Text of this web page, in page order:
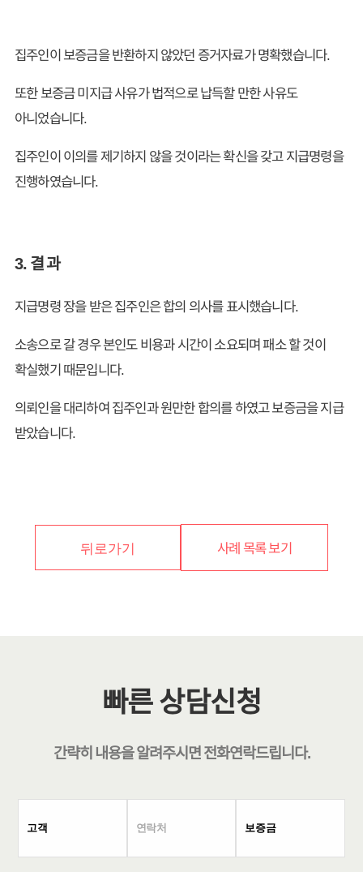
집주인이 보증금을 반환하지 않았던 증거자료가 명확했습니다.
또한 보증금 미지급 사유가 법적으로 납득할 만한 사유도
아니었습니다.
집주인이 이의를 제기하지 않을 것이라는 확신을 갖고 지급명령을
진행하였습니다.
3. 결 과
지급명령 장을 받은 집주인은 합의 의사를 표시했습니다.
소송으로 갈 경우 본인도 비용과 시간이 소요되며 패소 할 것이
확실했기 때문입니다.
의뢰인을 대리하여 집주인과 원만한 합의를 하였고 보증금을 지급
받았습니다.
뒤로가기 사례 목록 보기
빠른 상담신청
간략히 내용을 알려주시면전화연락드립니다.